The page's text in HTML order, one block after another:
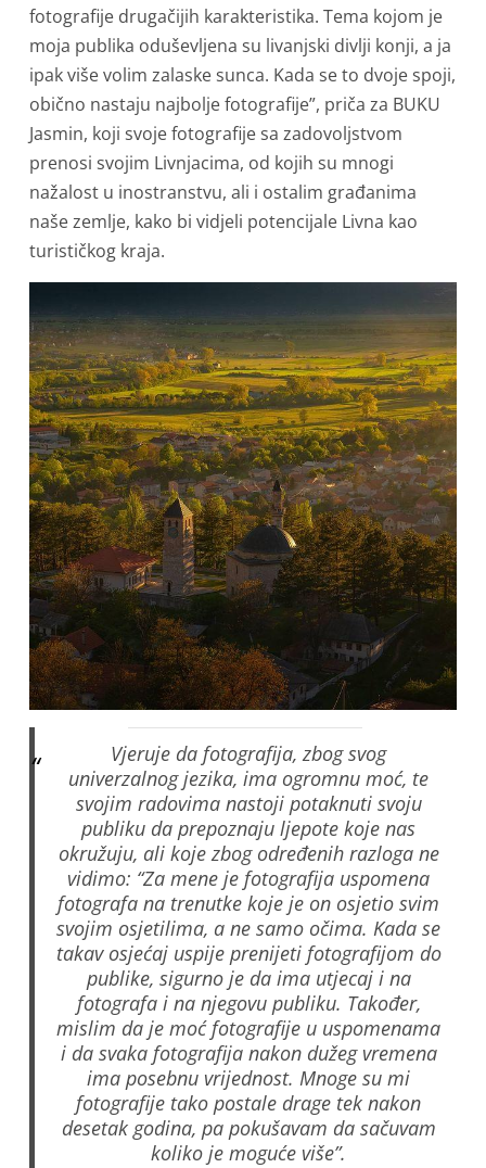
fotografije drugačijih karakteristika. Tema kojom je
moja publika oduševljena su livanjski divlji konji, a ja
ipak više volim zalaske sunca. Kada se to dvoje spoji,
obično nastaju najbolje fotografije”, priča za BUKU
Jasmin, koji svoje fotografije sa zadovoljstvom
prenosi svojim Livnjacima, od kojih su mnogi
nažalost u inostranstvu, ali i ostalim građanima
naše zemlje, kako bi vidjeli potencijale Livna kao
turističkog kraja.
Vjeruje da fotografija, zbog svog
univerzalnog jezika, ima ogromnu moć, te
svojim radovima nastoji potaknuti svoju
publiku da prepoznaju ljepote koje nas
okružuju, ali koje zbog određenih razloga ne
vidimo: “Za mene je fotografija uspomena
fotografa na trenutke koje je on osjetio svim
svojim osjetilima, a ne samo očima. Kada se
takav osjećaj uspije prenijeti fotografijom do
publike, sigurno je da ima utjecaj i na
fotografa i na njegovu publiku. Također,
mislim da je moć fotografije u uspomenama
i da svaka fotografija nakon dužeg vremena
ima posebnu vrijednost. Mnoge su mi
fotografije tako postale drage tek nakon
desetak godina, pa pokušavam da sačuvam
koliko je moguće više”.